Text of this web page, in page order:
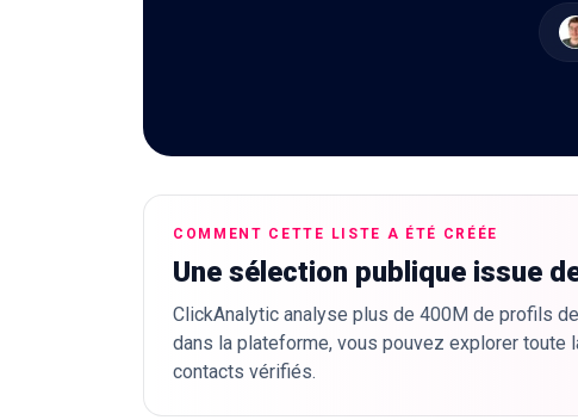
COMMENT CETTE LISTE A ÉTÉ CRÉÉE
Une sélection publique issue
ClickAnalytic analyse plus de 400M de profils
dans la plateforme, vous pouvez explorer toute
contacts vérifiés.